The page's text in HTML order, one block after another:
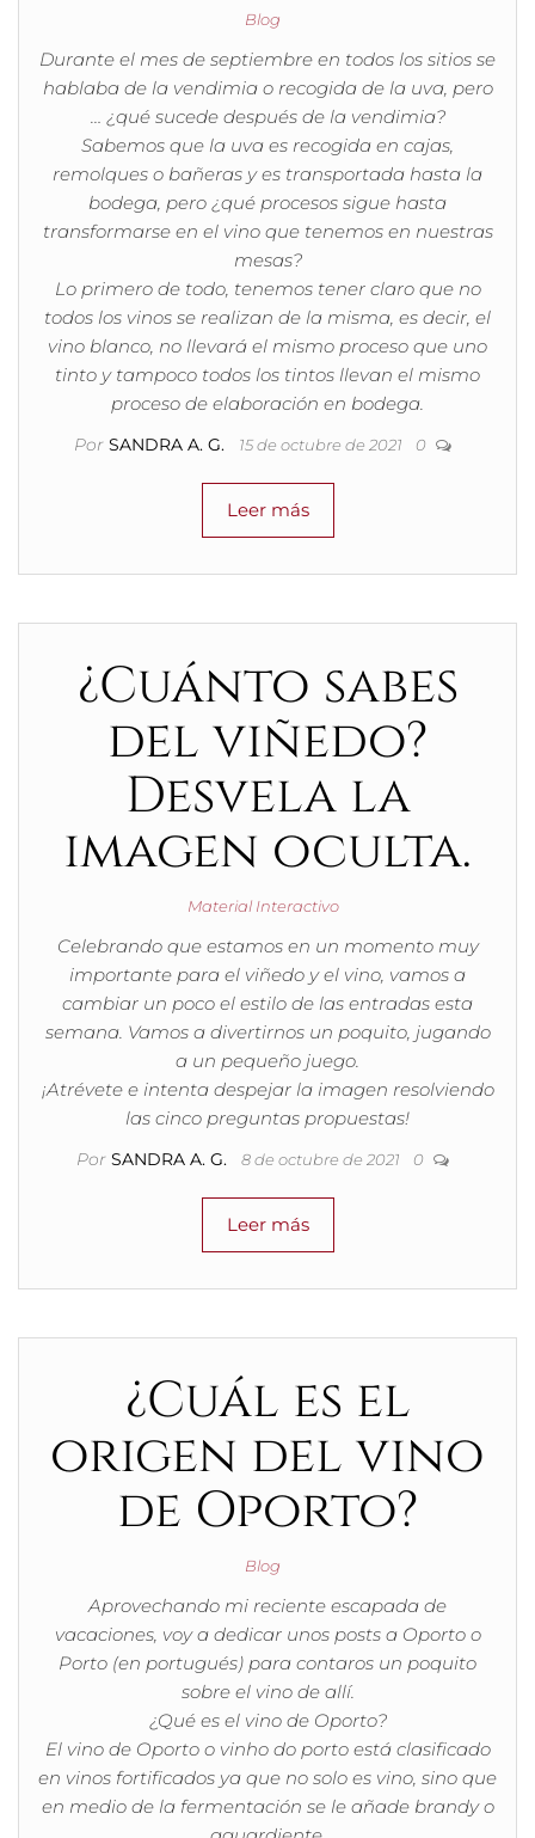
Blog
Durante el mes de septiembre en todos los sitios se
hablaba de la vendimia o recogida de la uva, pero
… ¿qué sucede después de la vendimia?
Sabemos que la uva es recogida en cajas,
remolques o bañeras y es transportada hasta la
bodega, pero ¿qué procesos sigue hasta
transformarse en el vino que tenemos en nuestras
mesas?
Lo primero de todo, tenemos tener claro que no
todos los vinos se realizan de la misma, es decir, el
vino blanco, no llevará el mismo proceso que uno
tinto y tampoco todos los tintos llevan el mismo
proceso de elaboración en bodega.
Por SANDRA A. G. 15 de octubre de 2021 0
Leer más
¿Cuánto sabes
del viñedo?
Desvela la
imagen oculta.
Material Interactivo
Celebrando que estamos en un momento muy
importante para el viñedo y el vino, vamos a
cambiar un poco el estilo de las entradas esta
semana. Vamos a divertirnos un poquito, jugando
a un pequeño juego.
¡Atrévete e intenta despejar la imagen resolviendo
las cinco preguntas propuestas!
Por SANDRA A. G. 8 de octubre de 2021 0
Leer más
¿Cuál es el
origen del vino
de Oporto?
Blog
Aprovechando mi reciente escapada de
vacaciones, voy a dedicar unos posts a Oporto o
Porto (en portugués) para contaros un poquito
sobre el vino de allí.
¿Qué es el vino de Oporto?
El vino de Oporto o vinho do porto está clasificado
en vinos fortificados ya que no solo es vino, sino que
en medio de la fermentación se le añade brandy o